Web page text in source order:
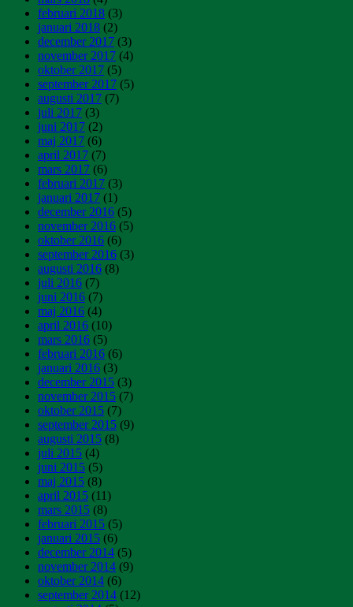
februari 2018 (3)
januari 2018 (2)
december 2017 (3)
november 2017 (4)
oktober 2017 (5)
september 2017 (5)
augusti 2017 (7)
juli 2017 (3)
juni 2017 (2)
maj 2017 (6)
april 2017 (7)
mars 2017 (6)
februari 2017 (3)
januari 2017 (1)
december 2016 (5)
november 2016 (5)
oktober 2016 (6)
september 2016 (3)
augusti 2016 (8)
juli 2016 (7)
juni 2016 (7)
maj 2016 (4)
april 2016 (10)
mars 2016 (5)
februari 2016 (6)
januari 2016 (3)
december 2015 (3)
november 2015 (7)
oktober 2015 (7)
september 2015 (9)
augusti 2015 (8)
juli 2015 (4)
juni 2015 (5)
maj 2015 (8)
april 2015 (11)
mars 2015 (8)
februari 2015 (5)
januari 2015 (6)
december 2014 (5)
november 2014 (9)
oktober 2014 (6)
september 2014 (12)